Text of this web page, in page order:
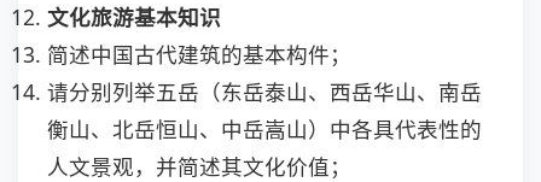
文化旅游基本知识
简述中国古代建筑的基本构件；
请分别列举五岳（东岳泰山、西岳华山、南岳
衡山、北岳恒山、中岳嵩山）中各具代表性的
人文景观，并简述其文化价值；